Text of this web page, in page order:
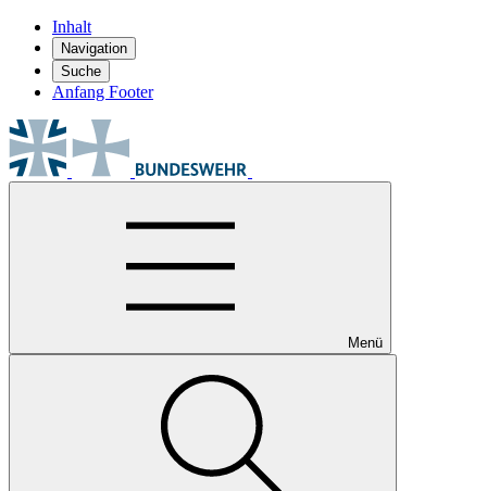
Inhalt
Navigation
Suche
Anfang Footer
Menü